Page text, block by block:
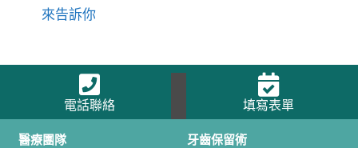
來告訴你
電話聯絡 填寫表單
醫療團隊 牙齒保留術